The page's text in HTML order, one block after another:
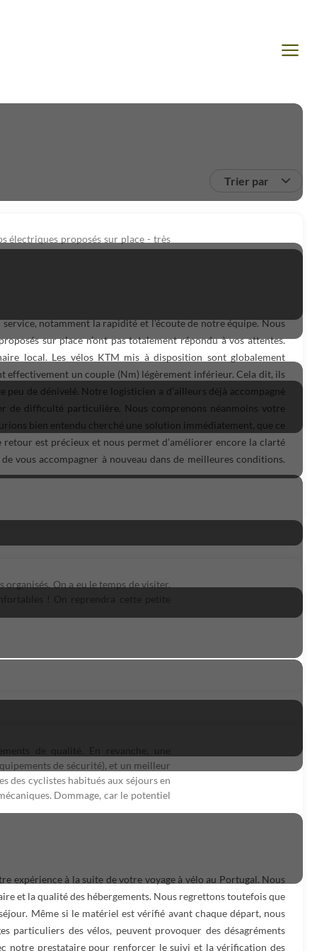
Trier par
électriques proposés sur place - très
notamment la rapidité et l’écoute de notre équipe. Nous
sur place n’ont pas totalement répondu à vos attentes.
local. Les vélos KTM mis à disposition sont globalement
effectivement un couple (Nm) légèrement inférieur. Cela dit, ils
de dénivelé. Notre logisticien a d’ailleurs déjà accompagné
de difficulté particulière. Nous comprenons néanmoins votre
bien entendu cherché une solution immédiatement, que ce
est précieux et nous permet d’améliorer encore la clarté
vous accompagner à nouveau dans de meilleures conditions.
organisés. On a eu le temps de visiter.
de sécurité), et un meilleur
des cyclistes habitués aux séjours en
Dommage, car le potentiel
expérience à la suite de votre voyage à vélo au Portugal. Nous
et la qualité des hébergements. Nous regrettons toutefois que
Même si le matériel est vérifié avant chaque départ, nous
particuliers des vélos, peuvent provoquer des désagréments
notre prestataire pour renforcer le suivi et la vérification des